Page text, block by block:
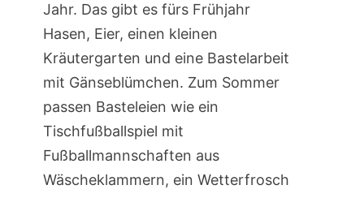
Jahr. Das gibt es fürs Frühjahr
Hasen, Eier, einen kleinen
Kräutergarten und eine Bastelarbeit
mit Gänseblümchen. Zum Sommer
passen Basteleien wie ein
Tischfußballspiel mit
Fußballmannschaften aus
Wäscheklammern, ein Wetterfrosch